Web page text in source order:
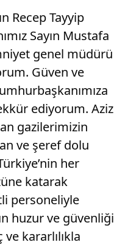
Recep Tayyip
Sayın Mustafa
genel müdürü
Güven ve
ediyorum. Aziz
gazilerimizin
ve şeref dolu
her
katarak
personeliyle
huzur ve güvenliği
kararlılıkla